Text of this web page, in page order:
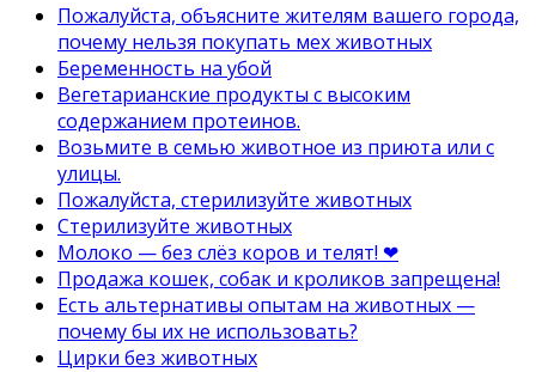
Пожалуйста, объясните жителям вашего города,
почему нельзя покупать мех животных
Беременность на убой
Вегетарианские продукты с высоким
содержанием протеинов.
Возьмите в семью животное из приюта или с
улицы.
Пожалуйста, стерилизуйте животных
Стерилизуйте животных
Молоко — без слёз коров и телят! ❤
Продажа кошек, собак и кроликов запрещена!
Есть альтернативы опытам на животных —
почему бы их не использовать?
Цирки без животных